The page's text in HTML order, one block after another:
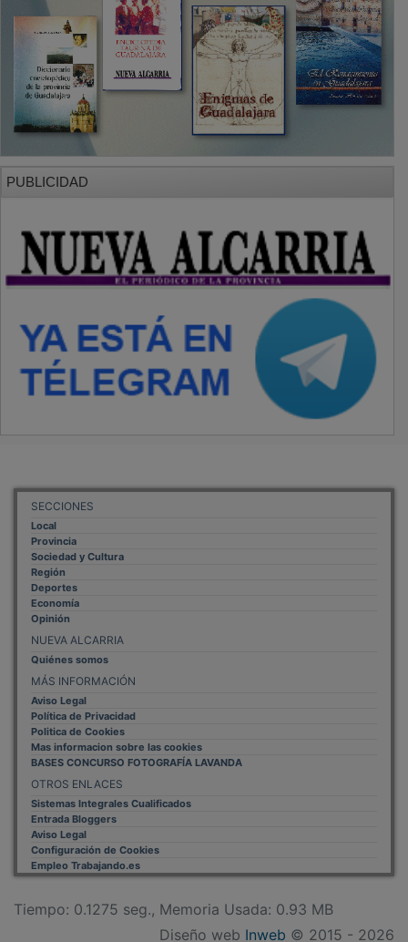
PUBLICIDAD
SECCIONES
Local
Provincia
Sociedad y Cultura
Región
Deportes
Economía
Opinión
NUEVA ALCARRIA
Quiénes somos
MÁS INFORMACIÓN
Aviso Legal
Política de Privacidad
Politica de Cookies
Mas informacion sobre las cookies
BASES CONCURSO FOTOGRAFÍA LAVANDA
OTROS ENLACES
Sistemas Integrales Cualificados
Entrada Bloggers
Aviso Legal
Configuración de Cookies
Empleo Trabajando.es
Tiempo: 0.1275 seg., Memoria Usada: 0.93 MB
Diseño web Inweb © 2015 - 2026